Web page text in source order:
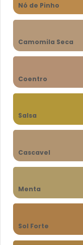
Nó de Pinho
Camomila Seca
Coentro
Salsa
Cascavel
Menta
Sol Forte